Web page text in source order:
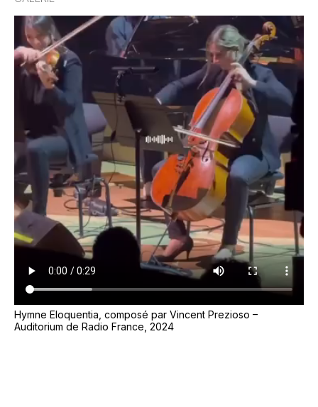
Hymne Eloquentia, composé par Vincent Prezioso –
Auditorium de Radio France, 2024